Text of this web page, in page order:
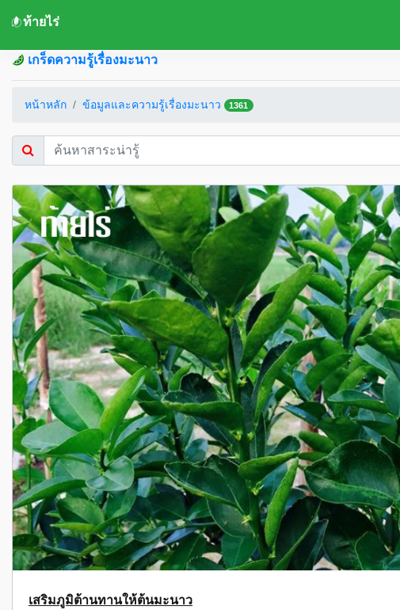
ท้ายไร่
เกร็ดความรู้เรื่องมะนาว
หน้าหลัก ข้อมูลและความรู้เรื่องมะนาว 1361
เสริมภูมิต้านทานให้ต้นมะนาว